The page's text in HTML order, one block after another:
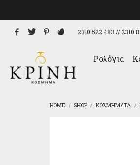
2310 522 483 // 2310
Ρολόγια
HOME SHOP ΚΟΣΜΉΜΑΤΑ